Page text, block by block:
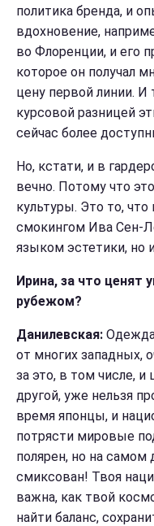
политика бренда, и
вдохновение,
во Флоренции, и его
которое он получал
цену первой линии. И
курсовой разницей
сейчас более
Но, кстати, и в
вечно. Потому что
культуры. Это то,
смокингом Ива Сен-
языком эстетики, но
Ирина, за что ценят
рубежом?
Данилевская:
от многих западных,
за это, в том числе,
другой, уже нельзя
время японцы, и
потрясти мировые
полярен, но на самом
смиксован! Твоя
важна, как твой
найти баланс,